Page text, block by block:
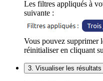
Les filtres appliqués à
suivante :
Vous pouvez supprimer
réinitialiser en cliquant
3. Visualiser les